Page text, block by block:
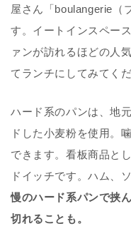
屋さん「boulangerie（
す。イートインスペー
ァンが訪れるほどの人
てランチにしてみてくだ
ハード系のパンは、地
ドした小麦粉を使用。
できます。看板商品と
ドイッチです。ハム、
慢のハード系パンで挟
切れることも。